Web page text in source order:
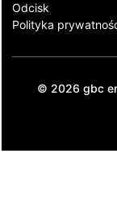
Odcisk
Polityka
© 2026 gbc